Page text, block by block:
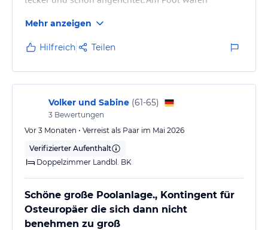
und 1 Stunde Massage gemacht war gut 👍 An der
Rezeption würden sehr freundlich begrüßt.
Mehr anzeigen
Hilfreich Teilen
Volker und Sabine (61-65)
3 Bewertungen
Vor 3 Monaten • Verreist als Paar im Mai 2026
Verifizierter Aufenthalt
Doppelzimmer Landbl. BK
Schöne große Poolanlage., Kontingent für
Osteuropäer die sich dann nicht
benehmen zu groß